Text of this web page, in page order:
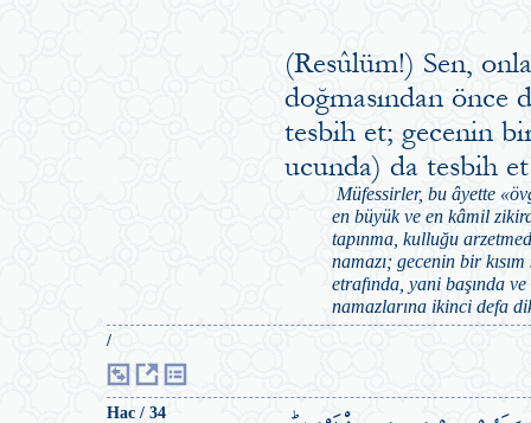
(Resûlüm!) Sen,
doğmasından önce
tesbih et; gecenin
ucunda) da tesbih
Müfessirler, bu âyette
en büyük ve en kâmil
tapınma, kulluğu
namazı; gecenin bir
etrafında, yani başında
namazlarına ikinci defa
/
Hac / 34